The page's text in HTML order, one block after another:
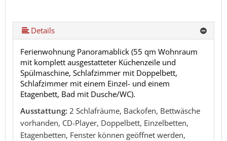
Details
Ferienwohnung Panoramablick (55 qm Wohnraum
mit komplett ausgestatteter Küchenzeile und
Spülmaschine, Schlafzimmer mit Doppelbett,
Schlafzimmer mit einem Einzel- und einem
Etagenbett, Bad mit Dusche/WC).
Ausstattung: 2 Schlafräume, Backofen, Bettwäsche
vorhanden, CD-Player, Doppelbett, Einzelbetten,
Etagenbetten, Fenster können geöffnet werden,